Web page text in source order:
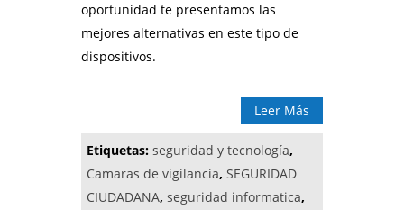
oportunidad te presentamos las
mejores alternativas en este tipo de
dispositivos.
Leer Más
Etiquetas: seguridad y tecnología,
Camaras de vigilancia, SEGURIDAD
CIUDADANA, seguridad informatica,